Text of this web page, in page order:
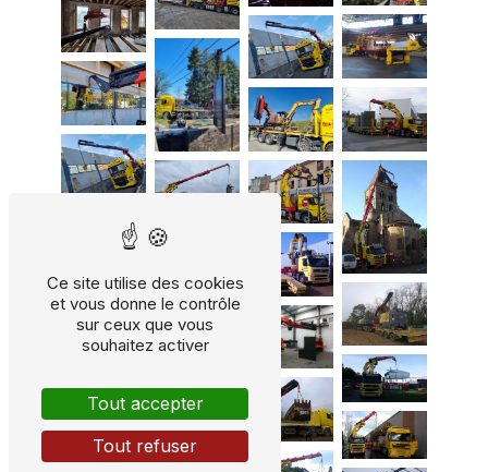
Ce site utilise des cookies
et vous donne le contrôle
sur ceux que vous
souhaitez activer
Tout accepter
Tout refuser